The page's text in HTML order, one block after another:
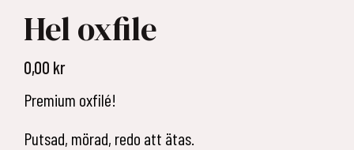
Hel oxfile
0,00 kr
Premium oxfilé!
Putsad, mörad, redo att ätas.